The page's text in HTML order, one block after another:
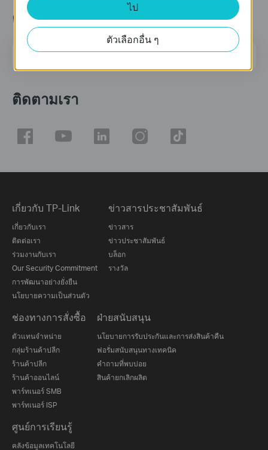
ติดตามข้อมูลข่าวสาร
ที่อยู่อีเมล ลงทะเบียน
ติดตามเรา
เกี่ยวกับ TP-Link
เกี่ยวกับเรา
ติดต่อเรา
ร่วมงานกับเรา
Our Security Commitment
การพัฒนาอย่างยั่งยืน
นโยบายความเป็นส่วนตัว
ข่าวสารประชาสัมพันธ์
ข่าวสาร
ข่าวประชาสัมพันธ์
บล็อก
รางวัล
ช่องทางการสั่งซื้อ
ตัวแทนจำหน่าย
กลุ่มร้านค้าปลีก
ร้านค้าปลีก
ร้านค้าออนไลน์
พาร์ทเนอร์ SMB
พาร์ทเนอร์ ISP
ฝ่ายสนับสนุน
นโยบายการรับประกันและการส่งสินค้าคืน
ฟอรั่มสนับสนุนทางเทคนิค
คำถามที่พบบ่อย
สินค้ายกเลิกผลิต
ศูนย์การเรียนรู้
คลังข้อมูลเทคโนโลยี
ไป
ตัวเลือกอื่น ๆ